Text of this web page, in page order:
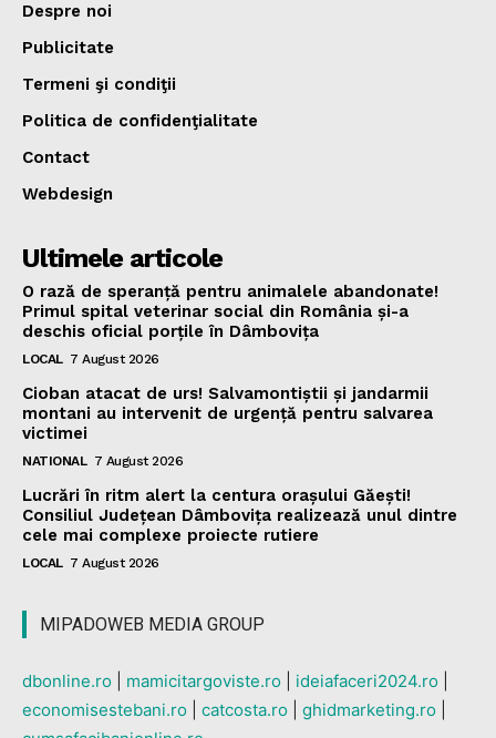
Despre noi
Publicitate
Termeni şi condiţii
Politica de confidenţialitate
Contact
Webdesign
Ultimele articole
O rază de speranță pentru animalele abandonate!
Primul spital veterinar social din România și-a
deschis oficial porțile în Dâmbovița
LOCAL 7 August 2026
Cioban atacat de urs! Salvamontiștii și jandarmii
montani au intervenit de urgență pentru salvarea
victimei
NATIONAL 7 August 2026
Lucrări în ritm alert la centura orașului Găești!
Consiliul Județean Dâmbovița realizează unul dintre
cele mai complexe proiecte rutiere
LOCAL 7 August 2026
MIPADOWEB MEDIA GROUP
dbonline.ro mamicitargoviste.ro ideiafaceri2024.ro
economisestebani.ro
catcosta.ro ghidmarketing.ro